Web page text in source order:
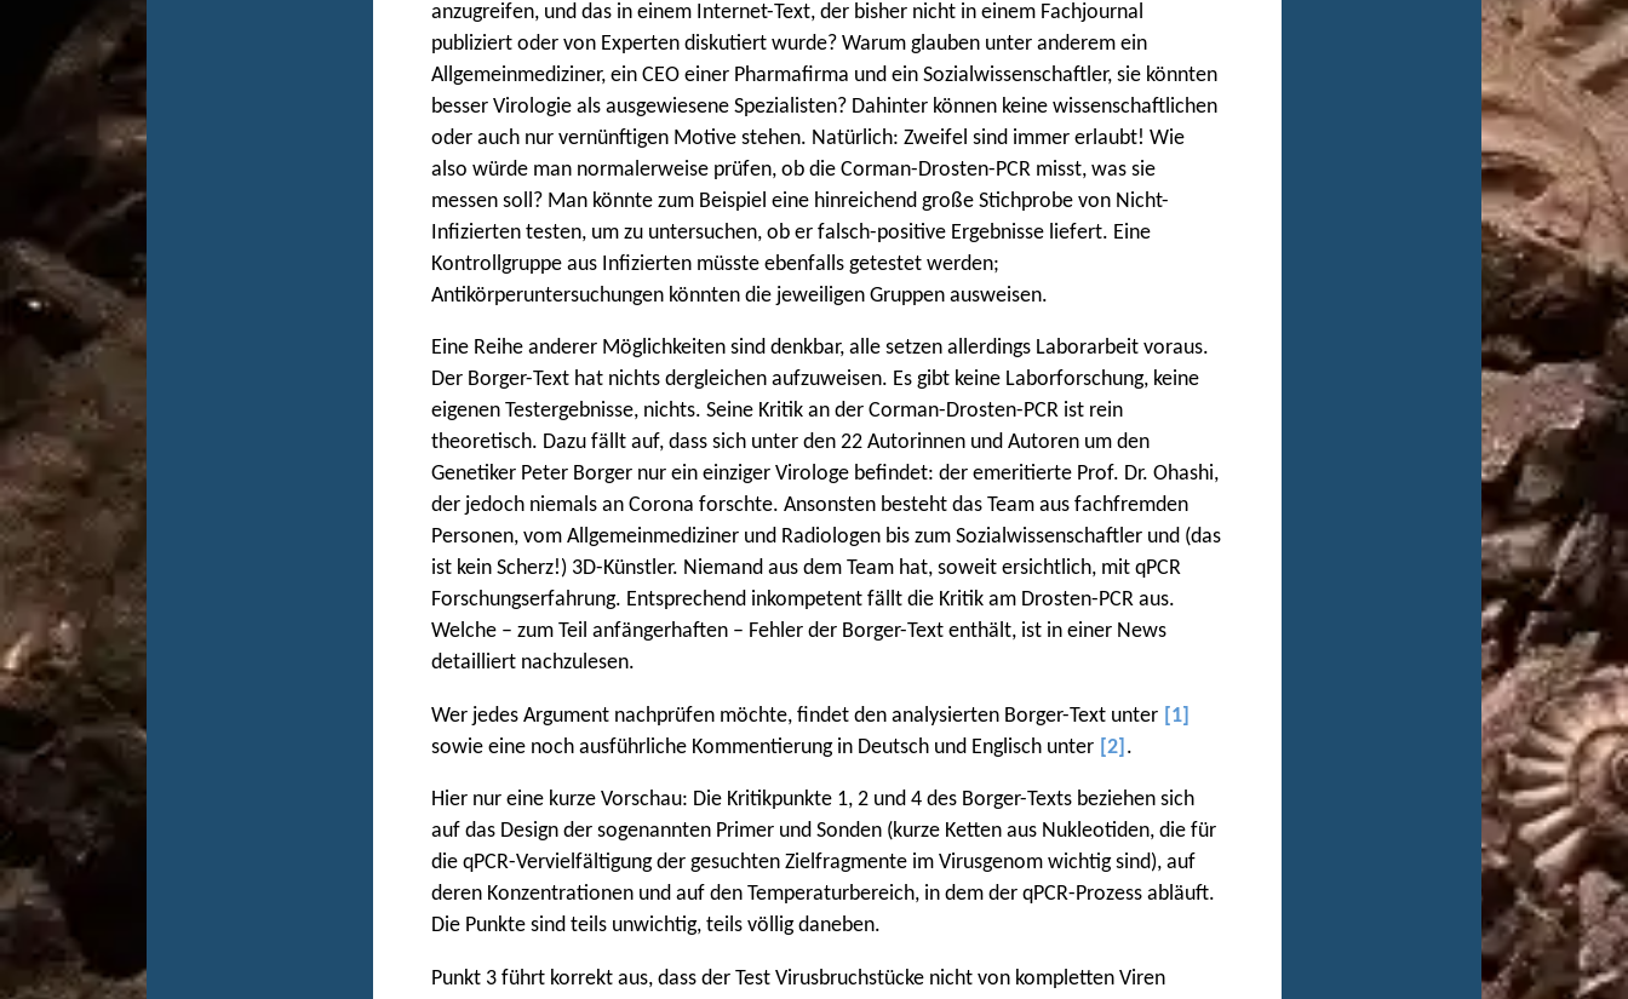
anzugreifen, und das in einem Internet-Text, der bisher nicht in einem Fachjournal
publiziert oder von Experten diskutiert wurde? Warum glauben unter anderem ein
Allgemeinmediziner, ein CEO einer Pharmafirma und ein Sozialwissenschaftler, sie könnten
besser Virologie als ausgewiesene Spezialisten? Dahinter können keine wissenschaftlichen
oder auch nur vernünftigen Motive stehen. Natürlich: Zweifel sind immer erlaubt! Wie
also würde man normalerweise prüfen, ob die Corman-Drosten-PCR misst, was sie
messen soll? Man könnte zum Beispiel eine hinreichend große Stichprobe von Nicht-
Infizierten testen, um zu untersuchen, ob er falsch-positive Ergebnisse liefert. Eine
Kontrollgruppe aus Infizierten müsste ebenfalls getestet werden;
Antikörperuntersuchungen könnten die jeweiligen Gruppen ausweisen.
Eine Reihe anderer Möglichkeiten sind denkbar, alle setzen allerdings Laborarbeit voraus.
Der Borger-Text hat nichts dergleichen aufzuweisen. Es gibt keine Laborforschung, keine
eigenen Testergebnisse, nichts. Seine Kritik an der Corman-Drosten-PCR ist rein
theoretisch. Dazu fällt auf, dass sich unter den 22 Autorinnen und Autoren um den
Genetiker Peter Borger nur ein einziger Virologe befindet: der emeritierte Prof. Dr. Ohashi,
der jedoch niemals an Corona forschte. Ansonsten besteht das Team aus fachfremden
Personen, vom Allgemeinmediziner und Radiologen bis zum Sozialwissenschaftler und (das
ist kein Scherz!) 3D-Künstler. Niemand aus dem Team hat, soweit ersichtlich, mit qPCR
Forschungserfahrung. Entsprechend inkompetent fällt die Kritik am Drosten-PCR aus.
Welche – zum Teil anfängerhaften – Fehler der Borger-Text enthält, ist in einer News
detailliert nachzulesen.
Wer jedes Argument nachprüfen möchte, findet den analysierten Borger-Text unter
[1]
sowie eine noch ausführliche Kommentierung in Deutsch und Englisch unter
[2] .
Hier nur eine kurze Vorschau: Die Kritikpunkte 1, 2 und 4 des Borger-Texts beziehen sich
auf das Design der sogenannten Primer und Sonden (kurze Ketten aus Nukleotiden, die für
die qPCR-Vervielfältigung der gesuchten Zielfragmente im Virusgenom wichtig sind), auf
deren Konzentrationen und auf den Temperaturbereich, in dem der qPCR-Prozess abläuft.
Die Punkte sind teils unwichtig, teils völlig daneben.
Punkt 3 führt korrekt aus, dass der Test Virusbruchstücke nicht von kompletten Viren